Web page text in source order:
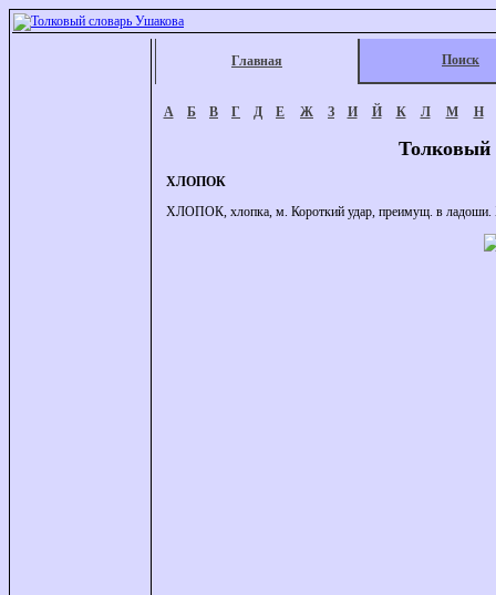
Главная Поиск
А Б В Г Д Е Ж З И Й К Л М Н
Толковый
ХЛОПОК
ХЛОПОК, хлопка, м. Короткий удар, преимущ. в